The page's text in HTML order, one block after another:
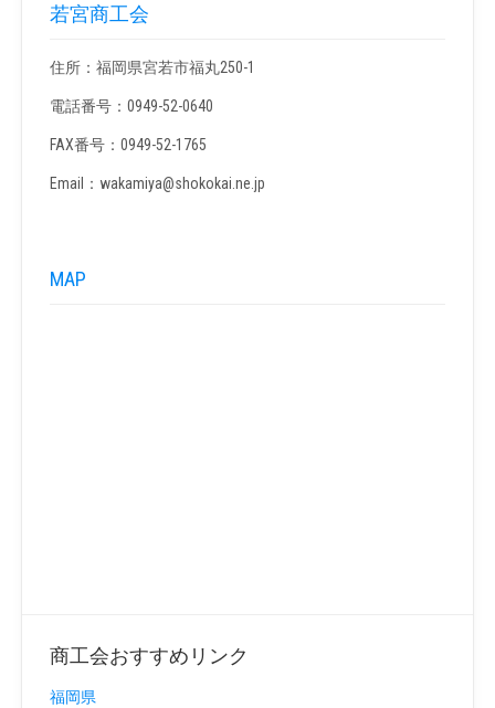
若宮商工会
住所：福岡県宮若市福丸250-1
電話番号：0949-52-0640
FAX番号：0949-52-1765
Email：wakamiya@shokokai.ne.jp
MAP
商工会おすすめリンク
福岡県